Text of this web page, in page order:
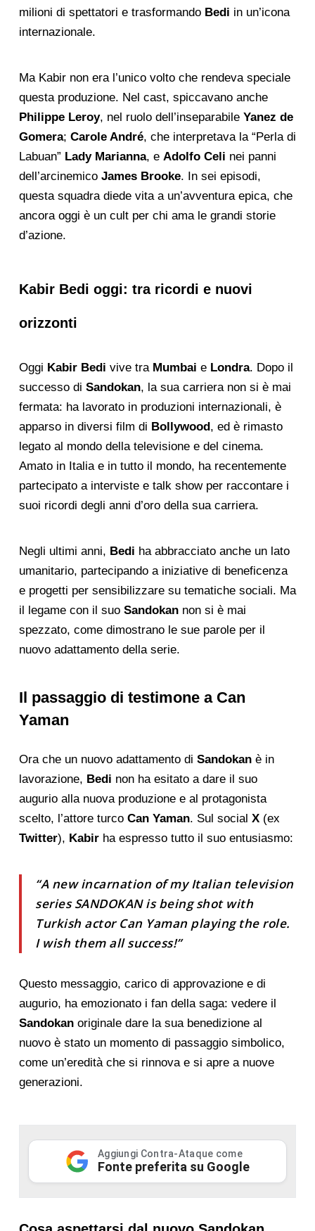
milioni di spettatori e trasformando Bedi in un’icona
internazionale.
Ma Kabir non era l’unico volto che rendeva speciale
questa produzione. Nel cast, spiccavano anche
Philippe Leroy, nel ruolo dell’inseparabile Yanez de
Gomera; Carole André, che interpretava la “Perla di
Labuan” Lady Marianna, e Adolfo Celi nei panni
dell’arcinemico James Brooke. In sei episodi,
questa squadra diede vita a un’avventura epica, che
ancora oggi è un cult per chi ama le grandi storie
d’azione.
Kabir Bedi oggi: tra ricordi e nuovi
orizzonti
Oggi Kabir Bedi vive tra Mumbai e Londra. Dopo il
successo di Sandokan, la sua carriera non si è mai
fermata: ha lavorato in produzioni internazionali, è
apparso in diversi film di Bollywood, ed è rimasto
legato al mondo della televisione e del cinema.
Amato in Italia e in tutto il mondo, ha recentemente
partecipato a interviste e talk show per raccontare i
suoi ricordi degli anni d’oro della sua carriera.
Negli ultimi anni, Bedi ha abbracciato anche un lato
umanitario, partecipando a iniziative di beneficenza
e progetti per sensibilizzare su tematiche sociali. Ma
il legame con il suo Sandokannon si è mai
spezzato, come dimostrano le sue parole per il
nuovo adattamento della serie.
Il passaggio di testimone a Can
Yaman
Ora che un nuovo adattamento di Sandokanè in
lavorazione, Bedi non ha esitato a dare il suo
augurio alla nuova produzione e al protagonista
scelto, l’attore turco Can Yaman. Sul social X(ex
Twitter), Kabirha espresso tutto il suo entusiasmo:
“A new incarnation of my Italian television
series SANDOKAN is being shot with
Turkish actor Can Yaman playing the role.
I wish them all success!”
Questo messaggio, carico di approvazione e di
augurio, ha emozionato i fan della saga: vedere il
Sandokanoriginale dare la sua benedizione al
nuovo è stato un momento di passaggio simbolico,
come un’eredità che si rinnova e si apre a nuove
generazioni.
Aggiungi Contra-Ataque come
Fonte preferita su Google